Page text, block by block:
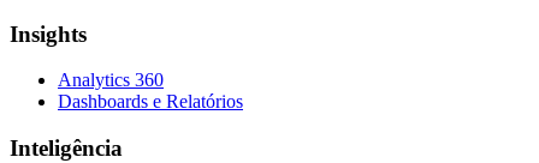
Insights
Analytics 360
Dashboards e Relatórios
Inteligência